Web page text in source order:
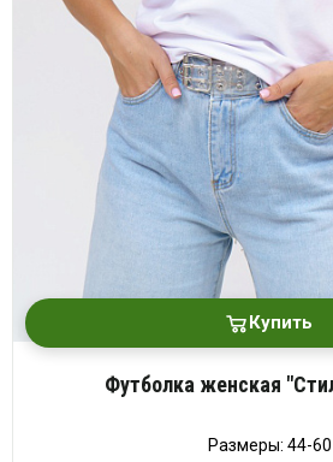
Купить
Футболка женская
Размеры: 44-60